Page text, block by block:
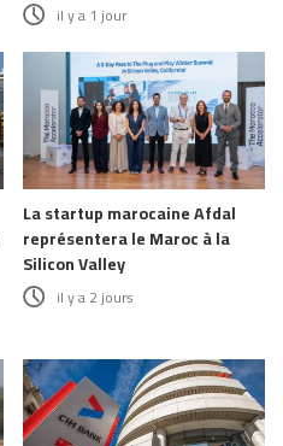
il y a 1 jour
La startup marocaine Afdal
représentera le Maroc à la
Silicon Valley
il y a 2 jours